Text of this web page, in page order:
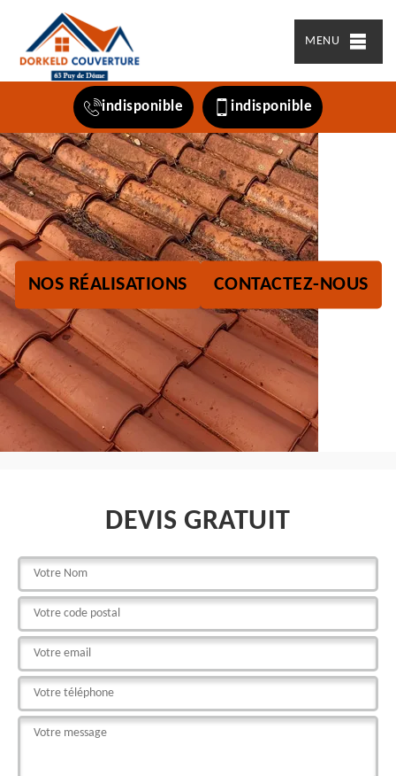
MENU
indisponible indisponible
NOS RÉALISATIONS CONTACTEZ-NOUS
DEVIS GRATUIT